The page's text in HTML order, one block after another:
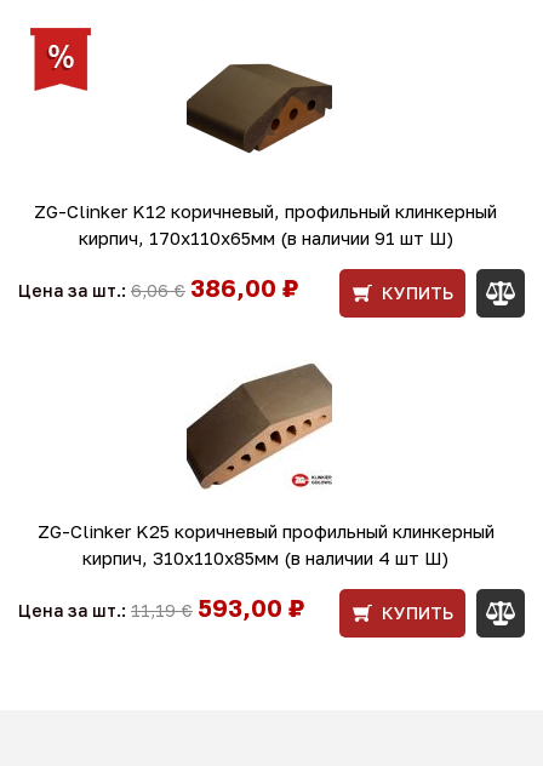
ZG-Clinker K12 коричневый, профильный клинкерный
кирпич, 170x110x65мм (в наличии 91 шт Ш)
Цена за шт.: 6,06 € 386,00 ₽ КУПИТЬ
ZG-Clinker K25 коричневый профильный клинкерный
кирпич, 310x110x85мм (в наличии 4 шт Ш)
Цена за шт.: 11,19 € 593,00 ₽ КУПИТЬ